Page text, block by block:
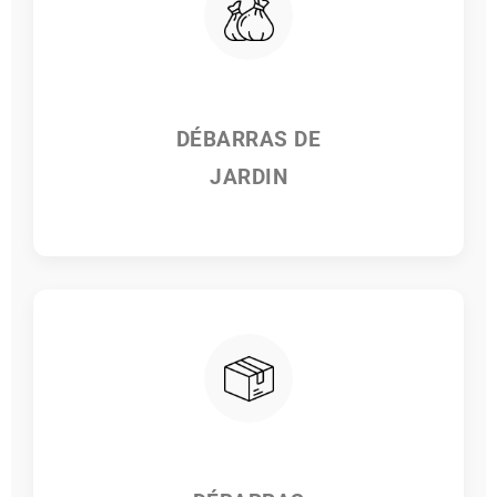
DÉBARRAS DE
JARDIN